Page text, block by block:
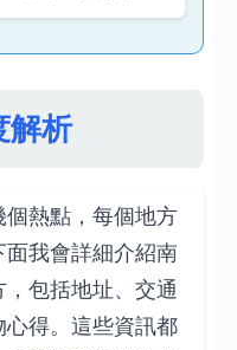
解析
熱點，每個地方
我會詳細介紹南
包括地址、交通
得。這些資訊都